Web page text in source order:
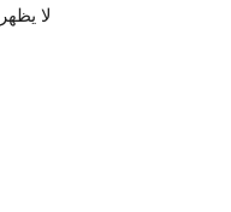
ntfs لا يظهر